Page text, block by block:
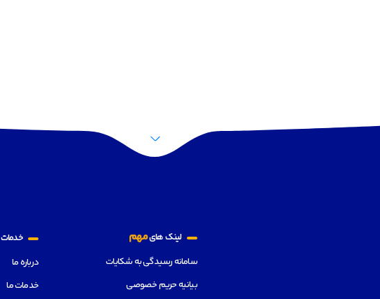
لینک هایمهم
سامانه رسیدگی به شکایات
بیانیه حریم خصوصی
خدمات
درباره ما
خدمات ما